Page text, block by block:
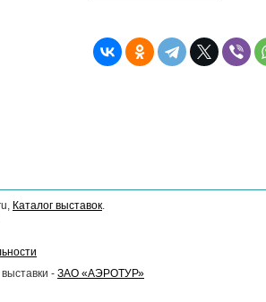
Каталог выставок.
- ЗАО «АЭРОТУР»